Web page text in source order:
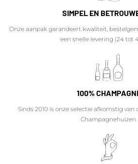
SIMPEL EN
Onze aanpak garandeert kwaliteit,
een snelle levering (24 tot
100%
Sinds 2010 is onze selectie afkomstig
Champagnehuizen.